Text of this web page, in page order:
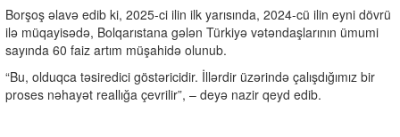
Borşoş əlavə edib ki, 2025-ci ilin ilk yarısında, 2024-cü ilin eyni dövrü
ilə müqayisədə, Bolqarıstana gələn Türkiyə vətəndaşlarının ümumi
sayında 60 faiz artım müşahidə olunub.
“Bu, olduqca təsiredici göstəricidir. İllərdir üzərində çalışdığımız bir
proses nəhayət reallığa çevrilir”, – deyə nazir qeyd edib.